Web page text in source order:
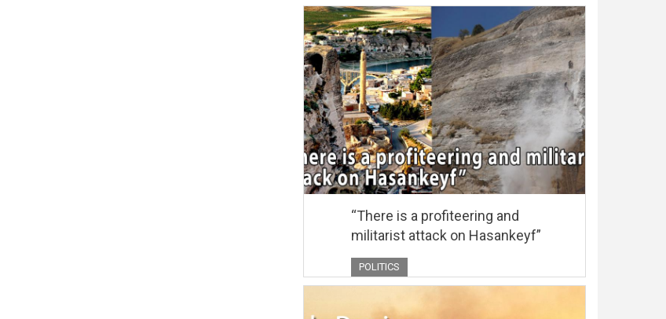
“There is a profiteering and
militarist attack on Hasankeyf”
POLITICS